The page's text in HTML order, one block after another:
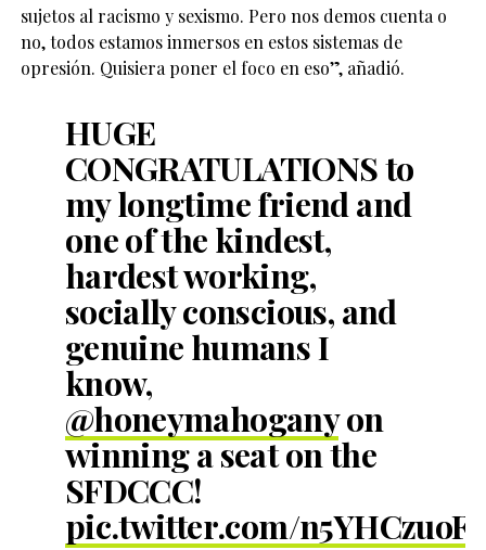
sujetos al racismo y sexismo. Pero nos demos cuenta o
no, todos estamos inmersos en estos sistemas de
opresión. Quisiera poner el foco en eso”, añadió.
HUGE
CONGRATULATIONS to
my longtime friend and
one of the kindest,
hardest working,
socially conscious, and
genuine humans I
know,
@honeymahoganyon
winning a seat on the
SFDCCC!
pic.twitter.com/